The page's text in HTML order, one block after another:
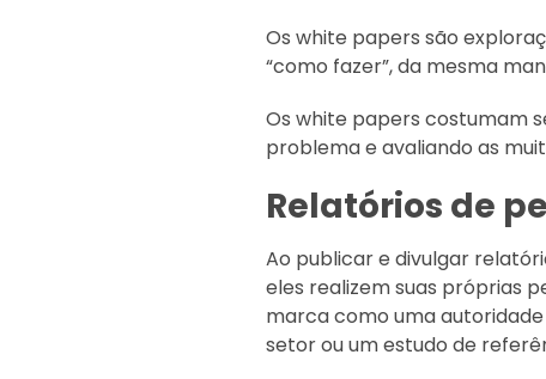
Os white papers são
“como fazer”, da mesma
Os white papers costumam
problema e avaliando as
Relatórios de
Ao publicar e divulgar
eles realizem suas próprias
marca como uma
setor ou um estudo de